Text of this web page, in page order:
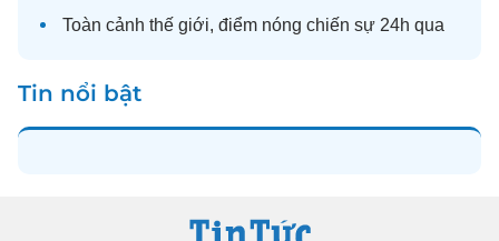
Toàn cảnh thế giới, điểm nóng chiến sự 24h qua
Tin nổi bật